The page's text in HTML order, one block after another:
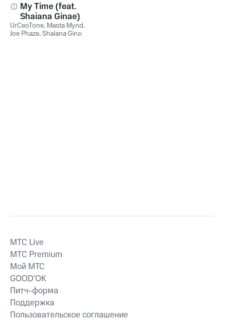
My Time (feat.
Shaiana Ginae) -
Single
UrCeoTone, Masta Mynd,
Joe Phaze,Shaiana Ginae
MTС Live
MTС Premium
Мой МТС
GOOD’OK
Питч-форма
Поддержка
Пользовательское соглашение